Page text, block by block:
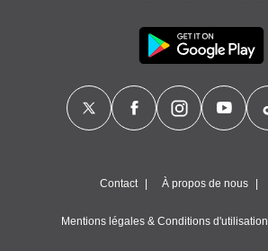
Contact À propos de nous
Mentions légales & Conditions d'utilisation